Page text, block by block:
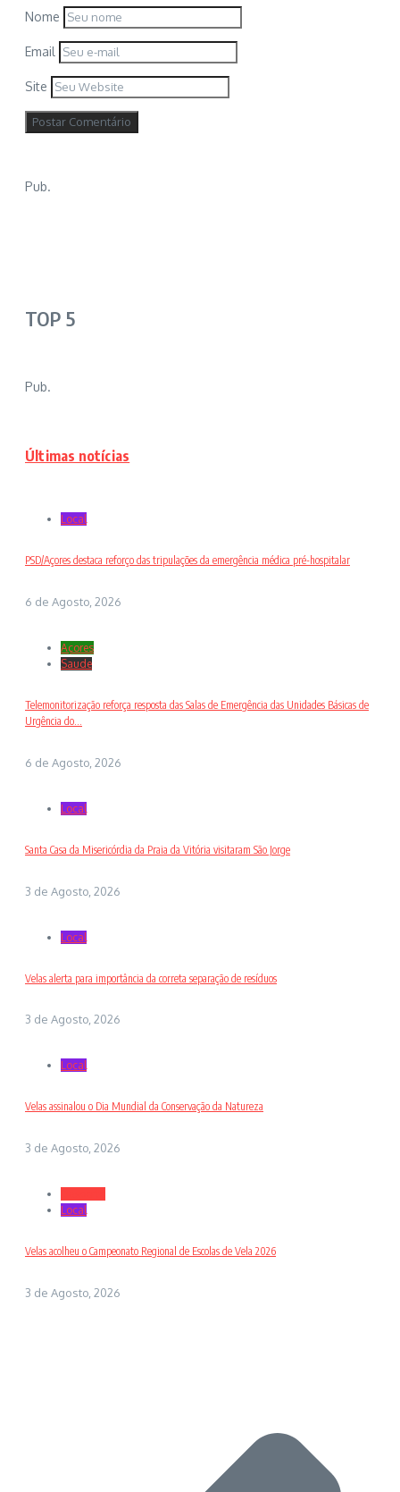
Nome
Email
Site
Pub.
TOP 5
Pub.
Últimas notícias
Local
PSD/Açores destaca reforço das tripulações da emergência médica pré-hospitalar
6 de Agosto, 2026
Açores
Saude
Telemonitorização reforça resposta das Salas de Emergência das Unidades Básicas de
Urgência do...
6 de Agosto, 2026
Local
Santa Casa da Misericórdia da Praia da Vitória visitaram São Jorge
3 de Agosto, 2026
Local
Velas alerta para importância da correta separação de resíduos
3 de Agosto, 2026
Local
Velas assinalou o Dia Mundial da Conservação da Natureza
3 de Agosto, 2026
Local
Velas acolheu o Campeonato Regional de Escolas de Vela 2026
3 de Agosto, 2026